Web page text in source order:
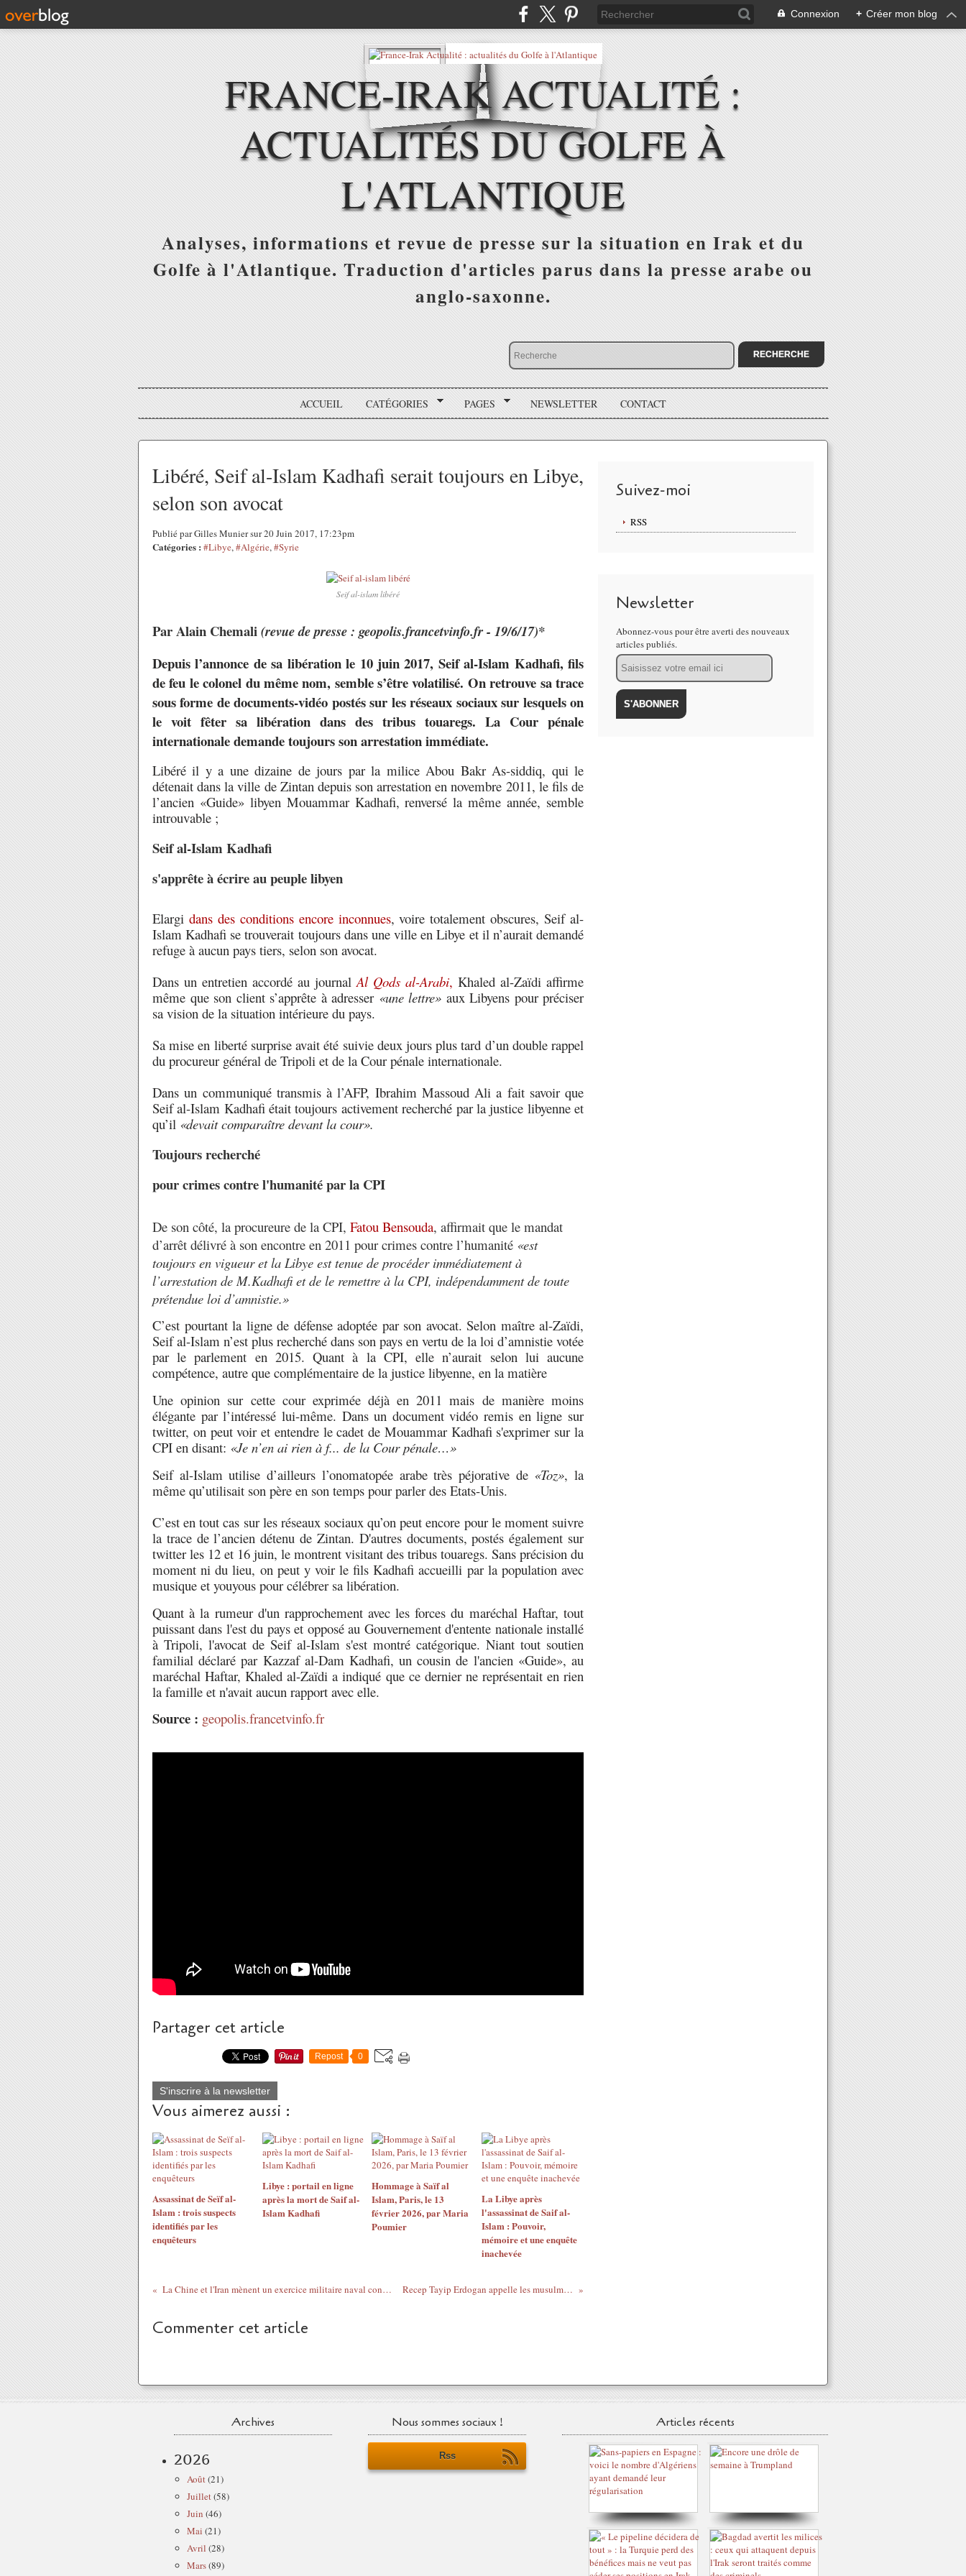
Connexion + Créer mon blog
FRANCE-IRAK ACTUALITÉ :
ACTUALITÉS DU GOLFE À
L'ATLANTIQUE
Analyses, informations et revue de presse sur la situation en Irak et du
Golfe à l'Atlantique. Traduction d'articles parus dans la presse arabe ou
anglo-saxonne.
ACCUEIL CATÉGORIES PAGES NEWSLETTER CONTACT
Libéré, Seif al-Islam Kadhafi serait toujours en Libye,
selon son avocat
Publié par Gilles Munier sur 20 Juin 2017, 17:23pm
Catégories : #Libye,#Algérie,#Syrie
Seif al-islam libéré
Par Alain Chemali(revue de presse : geopolis.francetvinfo.fr - 19/6/17)*
Depuis l’annonce de sa libération le 10 juin 2017, Seif al-Islam Kadhafi, fils
de feu le colonel du même nom, semble s’être volatilisé. On retrouve sa trace
sous forme de documents-vidéo postés sur les réseaux sociaux sur lesquels on
le voit fêter sa libération dans des tribus touaregs. La Cour pénale
internationale demande toujours son arrestation immédiate.
Libéré il y a une dizaine de jours par la milice Abou Bakr As-siddiq, qui le
détenait dans la ville de Zintan depuis son arrestation en novembre 2011, le fils de
l’ancien «Guide» libyen Mouammar Kadhafi, renversé la même année, semble
introuvable ;
Seif al-Islam Kadhafi
s'apprête à écrire au peuple libyen
Elargi dans des conditions encore inconnues, voire totalement obscures, Seif al-
Islam Kadhafi se trouverait toujours dans une ville en Libye et il n’aurait demandé
refuge à aucun pays tiers, selon son avocat.
Dans un entretien accordé au journalAl Qods al-Arabi, Khaled al-Zaïdi affirme
même que son client s’apprête à adresser «une lettre» aux Libyens pour préciser
sa vision de la situation intérieure du pays.
Sa mise en liberté surprise avait été suivie deux jours plus tard d’un double rappel
du procureur général de Tripoli et de la Cour pénale internationale.
Dans un communiqué transmis à l’AFP, Ibrahim Massoud Ali a fait savoir que
Seif al-Islam Kadhafi était toujours activement recherché par la justice libyenne et
qu’il «devait comparaître devant la cour».
Toujours recherché
pour crimes contre l'humanité par la CPI
De son côté, la procureure de la CPI, Fatou Bensouda, affirmait que le mandat
d’arrêt délivré à son encontre en 2011 pour crimes contre l’humanité «est
toujours en vigueur et la Libye est tenue de procéder immédiatement à
l’arrestation de M.Kadhafi et de le remettre à la CPI, indépendamment de toute
prétendue loi d’amnistie.»
C’est pourtant la ligne de défense adoptée par son avocat. Selon maître al-Zaïdi,
Seif al-Islam n’est plus recherché dans son pays en vertu de la loi d’amnistie votée
par le parlement en 2015. Quant à la CPI, elle n’aurait selon lui aucune
compétence, autre que complémentaire de la justice libyenne, en la matière
Une opinion sur cette cour exprimée déjà en 2011 mais de manière moins
élégante par l’intéressé lui-même. Dans un document vidéo remis en ligne sur
twitter, on peut voir et entendre le cadet de Mouammar Kadhafi s'exprimer sur la
CPI en disant: «Je n’en ai rien à f... de la Cour pénale…»
Seif al-Islam utilise d’ailleurs l’onomatopée arabe très péjorative de «Toz», la
même qu’utilisait son père en son temps pour parler des Etats-Unis.
C’est en tout cas sur les réseaux sociaux qu’on peut encore pour le moment suivre
la trace de l’ancien détenu de Zintan. D'autres documents, postés également sur
twitter les 12 et 16 juin, le montrent visitant des tribus touaregs. Sans précision du
moment ni du lieu, on peut y voir le fils Kadhafi accueilli par la population avec
musique et youyous pour célébrer sa libération.
Quant à la rumeur d'un rapprochement avec les forces du maréchal Haftar, tout
puissant dans l'est du pays et opposé au Gouvernement d'entente nationale installé
à Tripoli, l'avocat de Seif al-Islam s'est montré catégorique. Niant tout soutien
familial déclaré par Kazzaf al-Dam Kadhafi, un cousin de l'ancien «Guide», au
maréchal Haftar, Khaled al-Zaïdi a indiqué que ce dernier ne représentait en rien
la famille et n'avait aucun rapport avec elle.
Source : geopolis.francetvinfo.fr
Partager cet article
Repost 0
S'inscrire à la newsletter
Vous aimerez aussi :
Assassinat de Seïf al-
Islam : trois suspects
identifiés par les
enquêteurs
Libye : portail en ligne
après la mort de Saif al-
Islam Kadhafi
Hommage à Saïf al
Islam, Paris, le 13
février 2026, par Maria
Poumier
La Libye après
l'assassinat de Saif al-
Islam : Pouvoir,
mémoire et une enquête
inachevée
La Chine et l'Iran mènent un exercice militaire naval conjoint dans le détroit d'Ormuz Recep Tayip Erdogan appelle les musulmans à soutenir le Qatar
Commenter cet article
Suivez-moi
RSS
Newsletter
Abonnez-vous pour être averti des nouveaux
articles publiés.
Email
Archives
2026
Août(21)
Juillet(58)
Juin (46)
Mai (21)
Avril (28)
Mars(89)
Nous sommes sociaux !
Rss
Articles récents